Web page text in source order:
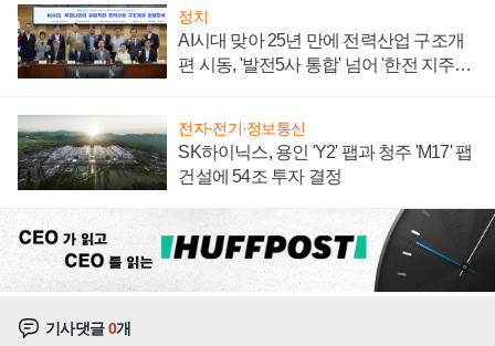
정치
AI시대 맞아 25년 만에 전력산업 구조개
편 시동, '발전5사 통합' 넘어 '한전 지주사'
전자·전기·정보통신
SK하이닉스, 용인 'Y2' 팹과 청주 'M17' 팹
건설에 54조 투자 결정
기사댓글0개